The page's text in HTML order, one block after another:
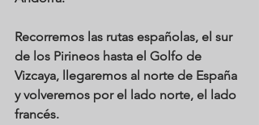
Recorremos las rutas españolas, el sur
de los Pirineos hasta el Golfo de
Vizcaya, llegaremos al norte de España
y volveremos por el lado norte, el lado
francés.